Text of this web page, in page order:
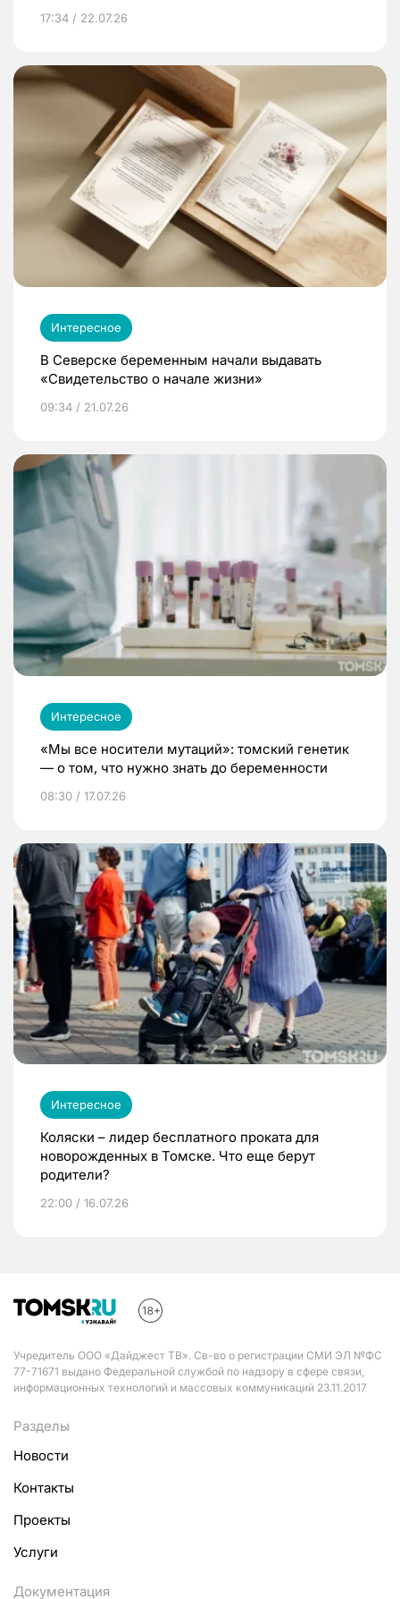
17:34 / 22.07.26
Интересное
В Северске беременным начали выдавать
«Свидетельство о начале жизни»
09:34 / 21.07.26
Интересное
«Мы все носители мутаций»: томский генетик
— о том, что нужно знать до беременности
08:30 / 17.07.26
Интересное
Коляски – лидер бесплатного проката для
новорожденных в Томске. Что еще берут
родители?
22:00 / 16.07.26
Учредитель ООО «Дайджест ТВ». Св-во о регистрации СМИ ЭЛ №ФС
77-71671 выдано Федеральной службой по надзору в сфере связи,
информационных технологий и массовых коммуникаций 23.11.2017
Разделы
Новости
Контакты
Проекты
Услуги
Документация